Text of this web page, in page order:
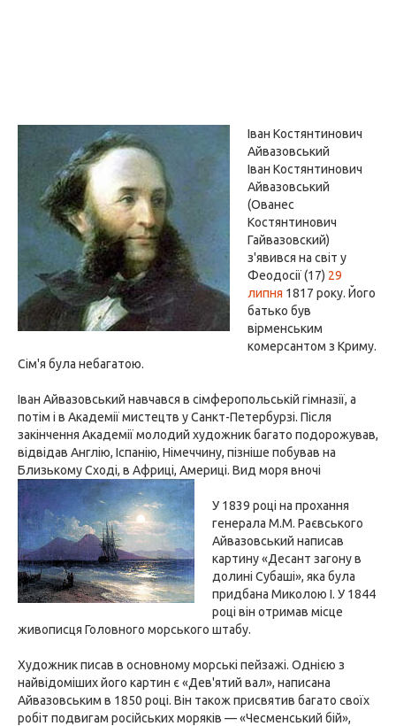
Іван Костянтинович
Айвазовський
Іван Костянтинович
Айвазовський
(Ованес
Костянтинович
Гайвазовский)
з'явився на світ у
Феодосії (17) 29
липня 1817 року. Його
батько був
вірменським
комерсантом з Криму.
Сім'я була небагатою.
Іван Айвазовський навчався в сімферопольській гімназії, а
потім і в Академії мистецтв у Санкт-Петербурзі. Після
закінчення Академії молодий художник багато подорожував,
відвідав Англію, Іспанію, Німеччину, пізніше побував на
Близькому Сході, в Африці, Америці. Вид моря вночі
У 1839 році на прохання
генерала М.М. Раєвського
Айвазовський написав
картину «Десант загону в
долині Субаші», яка була
придбана Миколою I. У 1844
році він отримав місце
живописця Головного морського штабу.
Художник писав в основному морські пейзажі. Однією з
найвідоміших його картин є «Дев'ятий вал», написана
Айвазовським в 1850 році. Він також присвятив багато своїх
робіт подвигам російських моряків — «Чесменський бій»,